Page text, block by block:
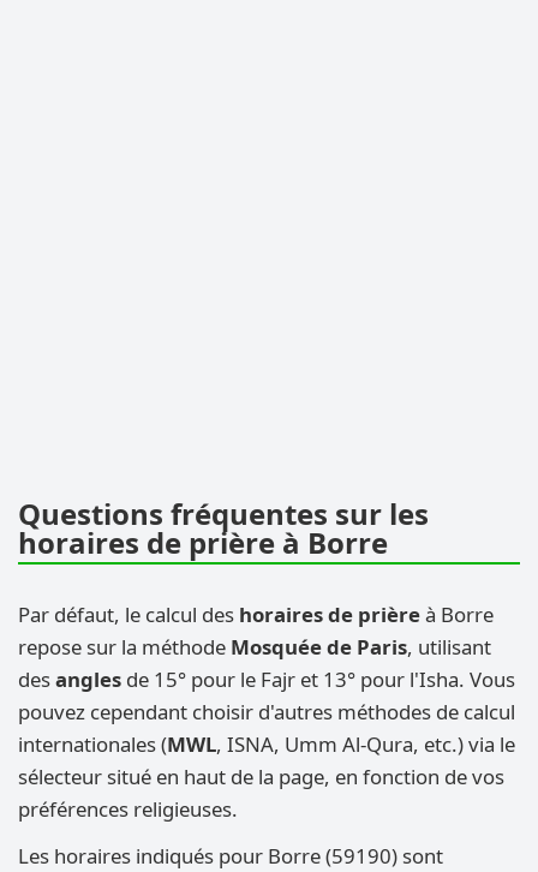
Questions fréquentes sur les
horaires de prière à Borre
Par défaut, le calcul des horaires de prièreà Borre
repose sur la méthode Mosquée de Paris, utilisant
desangles de 15° pour le Fajr et 13° pour l'Isha. Vous
pouvez cependant choisir d'autres méthodes de calcul
internationales (MWL, ISNA, Umm Al-Qura, etc.) via le
sélecteur situé en haut de la page, en fonction de vos
préférences religieuses.
Les horaires indiqués pour Borre (59190) sont